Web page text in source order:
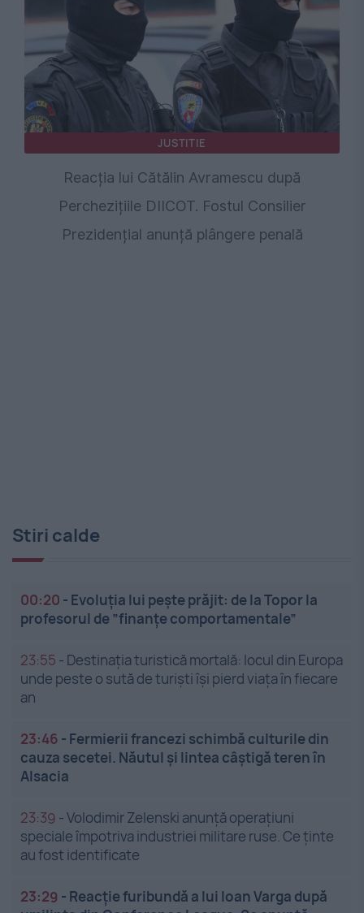
JUSTITIE
Reacția lui Cătălin Avramescu după
Perchezițiile DIICOT. Fostul Consilier
Prezidențial anunță plângere penală
Stiri calde
00:20 - Evoluția lui pește prăjit: de la Topor la
profesorul de ”finanțe comportamentale”
23:55 - Destinația turistică mortală: locul din Europa
unde peste o sută de turiști își pierd viața în fiecare
an
23:46 - Fermierii francezi schimbă culturile din
cauza secetei. Năutul și lintea câștigă teren în
Alsacia
23:39 -Volodimir Zelenski anunță operațiuni
speciale împotriva industriei militare ruse. Ce ținte
au fost identificate
23:29 - Reacție furibundă a lui Ioan Varga după